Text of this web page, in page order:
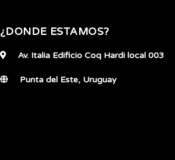
¿DONDE ESTAMOS?
Av. Italia Edificio Coq Hardi local 003
Punta del Este, Uruguay